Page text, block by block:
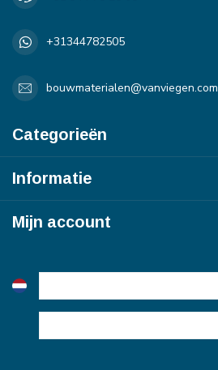
+31344782505
bouwmaterialen@vanviegen.com
Categorieën
Informatie
Mijn account